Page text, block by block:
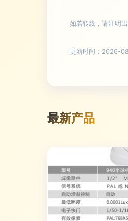
如若转载，请注明
更新时间：2026-
最新产品